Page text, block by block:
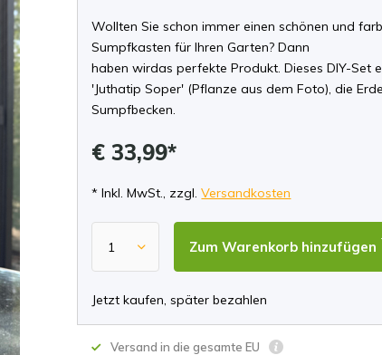
Wollten Sie schon immer einen schönen und
Sumpfkasten für Ihren Garten? Dann
haben wirdas perfekte Produkt. Dieses DIY-Set
'Juthatip Soper' (Pflanze aus dem Foto), die
Sumpfbecken.
€ 33,99*
* Inkl. MwSt., zzgl.Versandkosten
Zum Warenkorb hinzufügen
Jetzt kaufen, später bezahlen
Versand in die gesamte EU